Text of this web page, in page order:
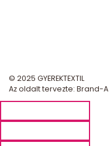
© 2025 GYEREKTEXTIL
Az oldalt tervezte: Brand-A